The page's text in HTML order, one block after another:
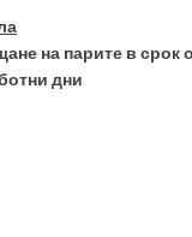
на парите в срок
дни